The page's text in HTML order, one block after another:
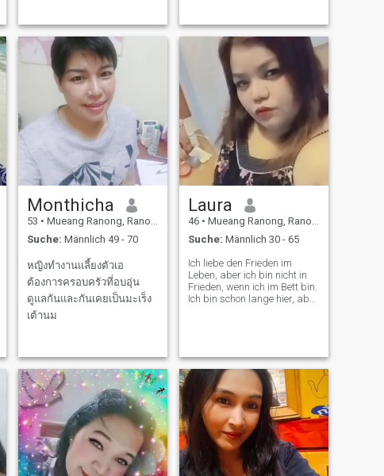
teilt. Ich genieße die Natur,
Reisen und einfache
Momente wie das
gemeinsame Kochen oder
den Sonnenuntergang. Ich
suche einen netten und
aufrichtigen Mann, der Liebe,
Respekt und Glück im Leben
schätzt. Wenn Sie jemand
sind, der eine echte
Verbindung aufbauen
möchte, würde ich mich
freuen, Sie kennenzulernen
Monthicha
53 • Mueang Ranong, Ranong, Thailand
Suche: Männlich 49 - 70
หญิงทำงานเเลี้ยงตัวเอ
ต้องการครอบครัวที่อบอุ่น
ดูแลกันและกันเคยเป็นมะเร็ง
เต้านม
Laura
46 • Mueang Ranong, Ranong, Thailand
Suche: Männlich 30 - 65
Ich liebe den Frieden im
Leben, aber ich bin nicht in
Frieden, wenn ich im Bett bin.
Ich bin schon lange hier, aber